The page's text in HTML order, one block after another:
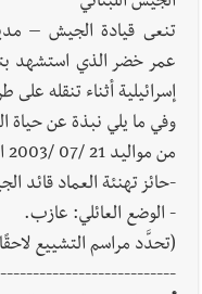
أخبار لبنان الجيش
نتيجة استهداف إسرائيلي
صور
أخبار لبنان مسيّرة
اللبناني خلال عملها في
العسكريين
تنعى قيادة الجيش –
إسرائيلية أثناء تنقله
وفي ما يلي نبذة عن حياة
من مواليد 21 /07 /2003 الكواشرة – عكار.
-حائز تهنئة العماد قائد
- الوضع العائلي: عازب.
(تحدَّد مراسم التشييع